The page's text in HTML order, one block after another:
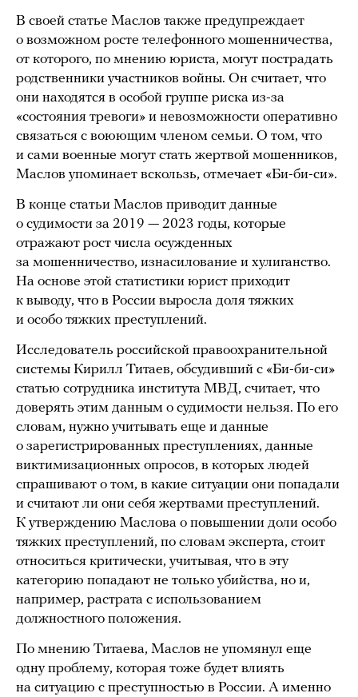
В своей статье Маслов также предупреждает
о возможном росте телефонного мошенничества,
от которого, по мнению юриста, могут пострадать
родственники участников войны. Он считает, что
они находятся в особой группе риска из-за
«состояния тревоги» и невозможности оперативно
связаться с воюющим членом семьи. О том, что
и сами военные могут стать жертвой мошенников,
Маслов упоминает вскользь, отмечает «Би-би-си».
В конце статьи Маслов приводит данные
о судимости за 2019 — 2023 годы, которые
отражают рост числа осужденных
за мошенничество, изнасилование и хулиганство.
На основе этой статистики юрист приходит
к выводу, что в России выросла доля тяжких
и особо тяжких преступлений.
Исследователь российской правоохранительной
системы Кирилл Титаев, обсудивший с «Би-би-си»
статью сотрудника института МВД, считает, что
доверять этим данным о судимости нельзя. По его
словам, нужно учитывать еще и данные
о зарегистрированных преступлениях, данные
виктимизационных опросов, в которых людей
спрашивают о том, в какие ситуации они попадали
и считают ли они себя жертвами преступлений.
К утверждению Маслова о повышении доли особо
тяжких преступлений, по словам эксперта, стоит
относиться критически, учитывая, что в эту
категорию попадают не только убийства, но и,
например, растрата с использованием
должностного положения.
По мнению Титаева, Маслов не упомянул еще
одну проблему, которая тоже будет влиять
на ситуацию с преступностью в России. А именно